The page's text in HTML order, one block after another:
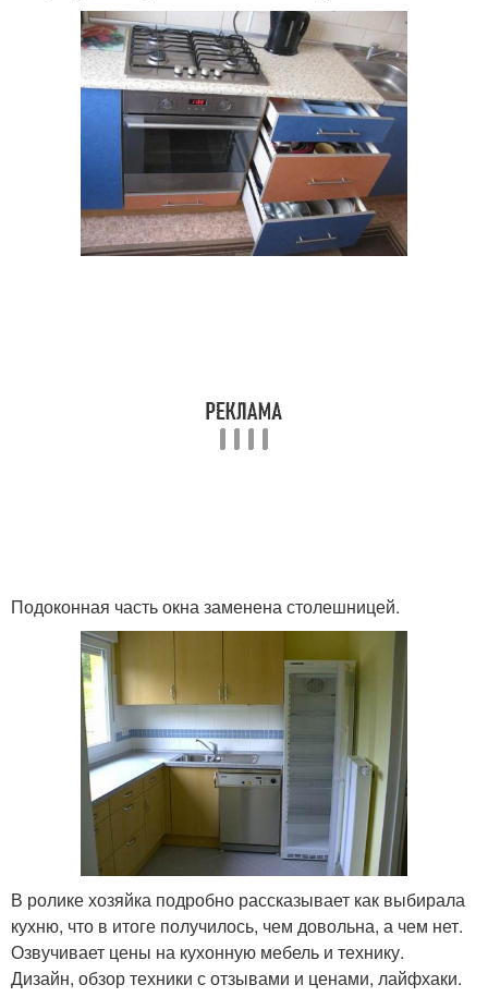
Подоконная часть окна заменена столешницей.
В ролике хозяйка подробно рассказывает как выбирала
кухню, что в итоге получилось, чем довольна, а чем нет.
Озвучивает цены на кухонную мебель и технику.
Дизайн, обзор техники с отзывами и ценами, лайфхаки.